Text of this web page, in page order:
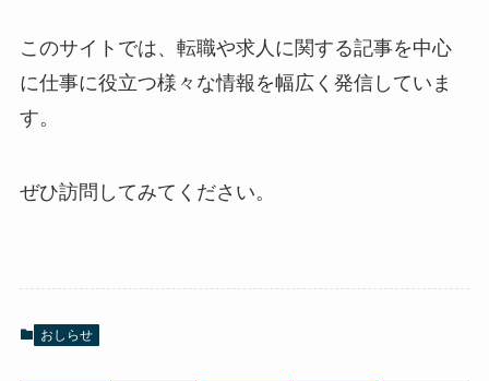
このサイトでは、転職や求人に関する記事を中心
に仕事に役立つ様々な情報を幅広く発信していま
す。
ぜひ訪問してみてください。
おしらせ